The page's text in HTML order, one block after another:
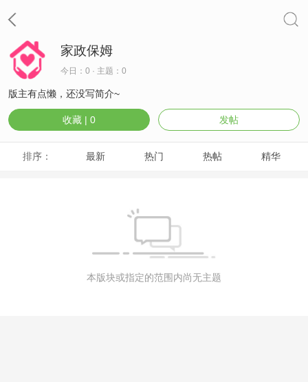
家政保姆
今日：0 · 主题：0
版主有点懒，还没写简介~
收藏 | 0 发帖
排序： 最新 热门 热帖 精华
本版块或指定的范围内尚无主题